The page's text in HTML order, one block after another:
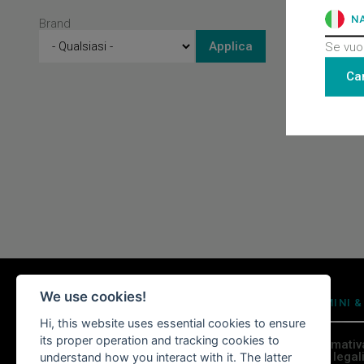
Brand
GRUPPO WITTUR
Notizie
Advancing the Elevator Industry
TERMINI
Note legali
Se
We use cookies!
Hi, this website uses essential cookies to ensure
its proper operation and tracking cookies to
understand how you interact with it. The latter